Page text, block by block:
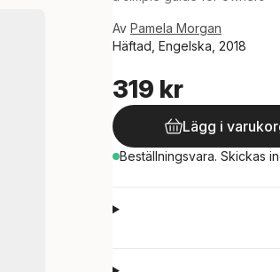
Av Pamela Morgan
Häftad, Engelska, 2018
319 kr
Lägg i
Beställningsvara. Skickas